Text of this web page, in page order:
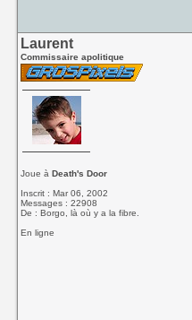
Laurent
Commissaire apolitique
Joue àDeath's Door
Inscrit : Mar 06, 2002
Messages : 22908
De : Borgo, là où y a la fibre.
En ligne